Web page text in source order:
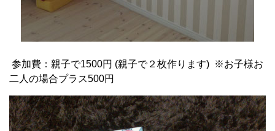
参加費：親子で1500円 (親子で２枚作ります) ※お子様お
二人の場合プラス500円